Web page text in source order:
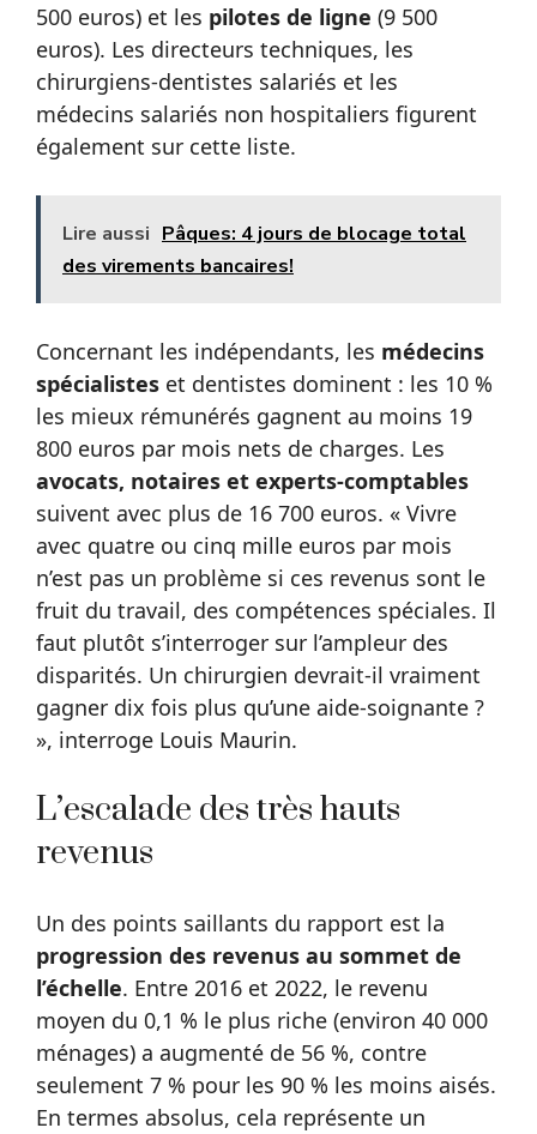
500 euros) et les pilotes de ligne (9 500
euros). Les directeurs techniques, les
chirurgiens-dentistes salariés et les
médecins salariés non hospitaliers figurent
également sur cette liste.
Lire aussi Pâques: 4 jours de blocage total
des virements bancaires!
Concernant les indépendants, les médecins
spécialistes et dentistes dominent : les 10 %
les mieux rémunérés gagnent au moins 19
800 euros par mois nets de charges. Les
avocats, notaires et experts-comptables
suivent avec plus de 16 700 euros. « Vivre
avec quatre ou cinq mille euros par mois
n’est pas un problème si ces revenus sont le
fruit du travail, des compétences spéciales. Il
faut plutôt s’interroger sur l’ampleur des
disparités. Un chirurgien devrait-il vraiment
gagner dix fois plus qu’une aide-soignante ?
», interroge Louis Maurin.
L’escalade des très hauts
revenus
Un des points saillants du rapport est la
progression des revenus au sommet de
l’échelle. Entre 2016 et 2022, le revenu
moyen du 0,1 % le plus riche (environ 40 000
ménages) a augmenté de 56 %, contre
seulement 7 % pour les 90 % les moins aisés.
En termes absolus, cela représente un